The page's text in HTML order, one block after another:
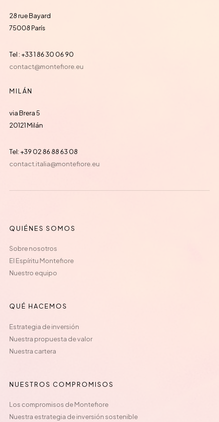
28 rue Bayard
75008 París
Tel : +33 1 86 30 06 90
contact@montefiore.eu
MILÁN
via Brera 5
20121 Milán
Tel: +39 02 86 88 63 08
contact.italia@montefiore.eu
QUIÉNES SOMOS
Sobre nosotros
El Espíritu Montefiore
Nuestro equipo
QUÉ HACEMOS
Estrategia de inversión
Nuestra propuesta de valor
Nuestra cartera
NUESTROS COMPROMISOS
Los compromisos de Montefiore
Nuestra estrategia de inversión sostenible